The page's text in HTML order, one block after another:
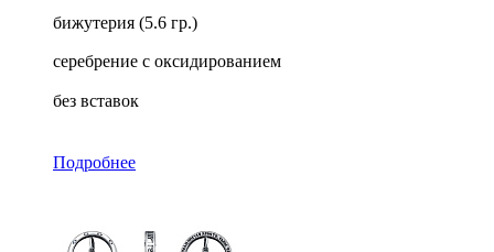
бижутерия (5.6 гр.)
серебрение с оксидированием
без вставок
Подробнее